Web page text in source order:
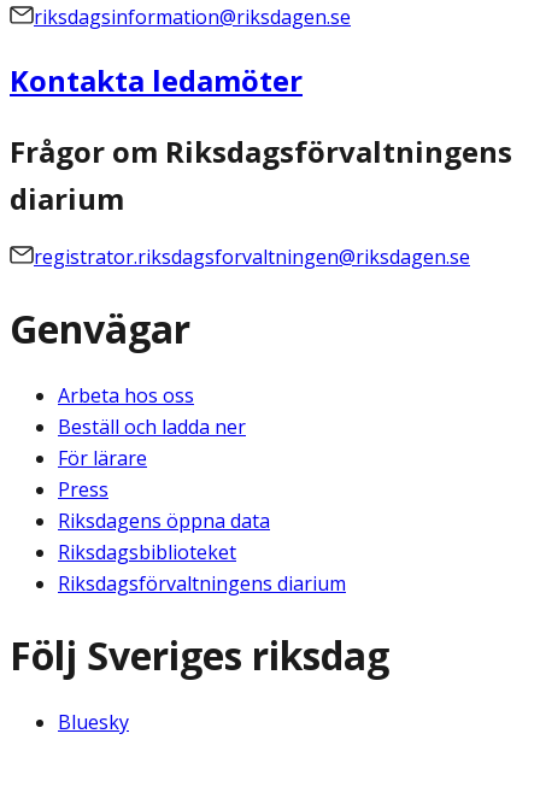
riksdagsinformation@riksdagen.se
Kontakta ledamöter
Frågor om Riksdagsförvaltningens
diarium
registrator.riksdagsforvaltningen@riksdagen.se
Genvägar
Arbeta hos oss
Beställ och ladda ner
För lärare
Press
Riksdagens öppna data
Riksdagsbiblioteket
Riksdagsförvaltningens diarium
Följ Sveriges riksdag
Bluesky